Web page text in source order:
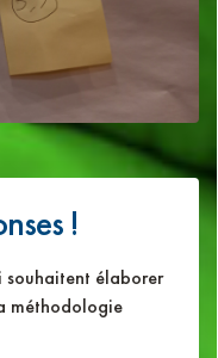
!
souhaitent élaborer
méthodologie